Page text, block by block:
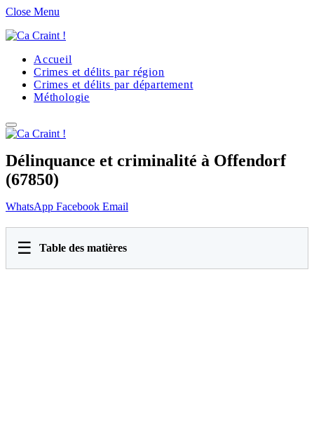
Close Menu
Accueil
Crimes et délits par région
Crimes et délits par département
Méthologie
Délinquance et criminalité à Offendorf
(67850)
WhatsApp Facebook Email
☰ Table des matières